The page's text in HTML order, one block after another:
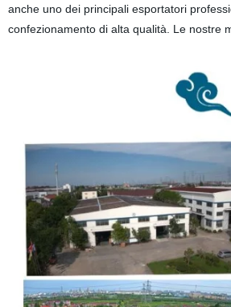
anche uno dei principali esportatori
confezionamento di alta qualità. Le nostre